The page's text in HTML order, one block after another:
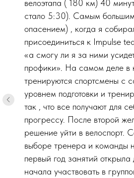
велоэтапа ( 180 км) 40
стало 5:30). Самым
опасением) , когда я
присоединиться к Impulse
«а смогу ли я за ними
профики». На самом деле в
тренируются спортсмены с
уровнем подготовки и
так , что все получают для
прогрессу. После второй
решение уйти в велоспорт.
выборе тренера и команды
первый год занятий открыла
начала участвовать в